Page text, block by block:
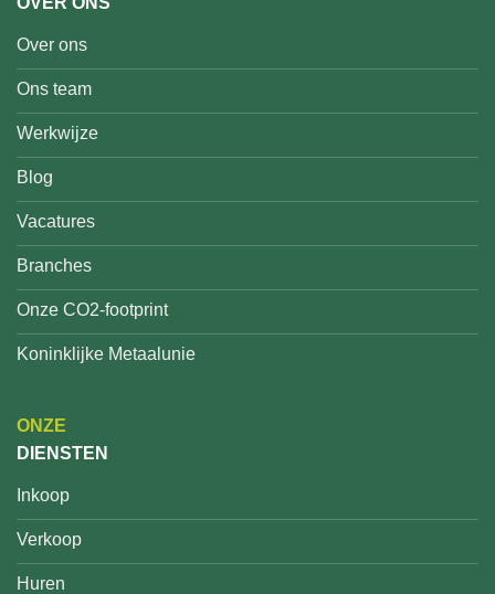
Over ons
Ons team
Werkwijze
Blog
Vacatures
Branches
Onze CO2-footprint
Koninklijke Metaalunie
ONZE
DIENSTEN
Inkoop
Verkoop
Huren